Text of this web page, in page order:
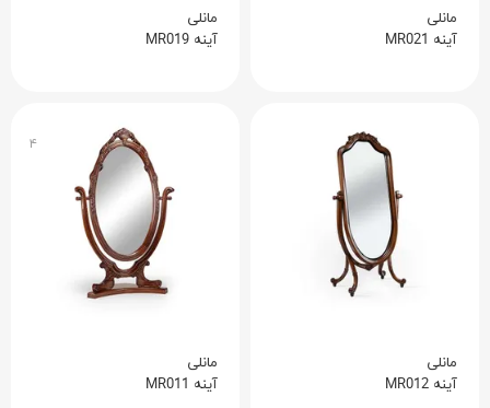
مانلی
آینه MR021
مانلی
آینه MR019
مانلی
آینه MR012
۴
مانلی
آینه MR011